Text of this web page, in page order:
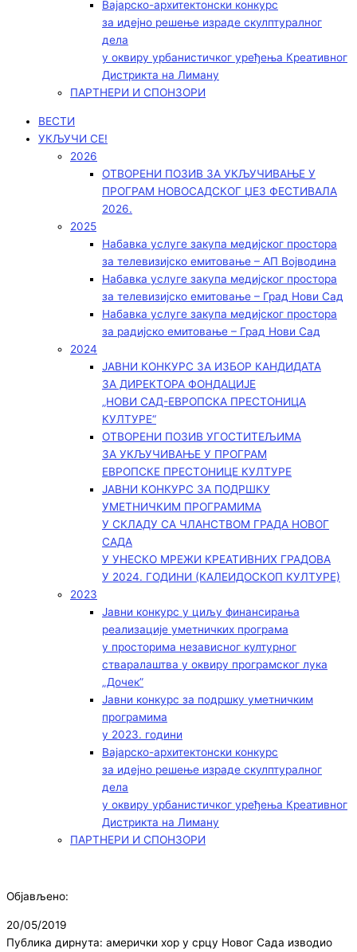
Вајарско-архитектонски конкурс
за идејно решење израде скулптуралног
дела
у оквиру урбанистичког уређења Креативног
Дистрикта на Лиману
ПАРТНЕРИ И СПОНЗОРИ
ВЕСТИ
УКЉУЧИ СЕ!
2026
ОТВОРЕНИ ПОЗИВ ЗА УКЉУЧИВАЊЕ У
ПРОГРАМ НОВОСАДСКОГ ЏЕЗ ФЕСТИВАЛА
2026.
2025
Набавка услуге закупа медијског простора
за телевизијско емитовање – АП Војводинa
Набавка услуге закупа медијског простора
за телевизијско емитовање – Град Нови Сад
Набавка услуге закупа медијског простора
за радијско емитовање – Град Нови Сад
2024
ЈАВНИ КОНКУРС ЗА ИЗБОР КАНДИДАТА
ЗА ДИРЕКТОРА ФОНДАЦИЈЕ
„НОВИ САД-ЕВРОПСКА ПРЕСТОНИЦА
КУЛТУРЕ“
ОТВОРЕНИ ПОЗИВ УГОСТИТЕЉИМА
ЗА УКЉУЧИВАЊЕ У ПРОГРАМ
ЕВРОПСКЕ ПРЕСТОНИЦЕ КУЛТУРЕ
ЈАВНИ КОНКУРС ЗА ПОДРШКУ
УМЕТНИЧКИМ ПРОГРАМИМА
У СКЛАДУ СА ЧЛАНСТВОМ ГРАДА НОВОГ
САДА
У УНЕСКО МРЕЖИ КРЕАТИВНИХ ГРАДОВА
У 2024. ГОДИНИ (КАЛЕИДОСКОП КУЛТУРЕ)
2023
Јавни конкурс у циљу финансирања
реализације уметничких програма
у просторима независног културног
стваралаштва у оквиру програмског лука
„Дочек”
Јавни конкурс за подршку уметничким
програмима
у 2023. години
Вајарско-архитектонски конкурс
за идејно решење израде скулптуралног
дела
у оквиру урбанистичког уређења Креативног
Дистрикта на Лиману
ПАРТНЕРИ И СПОНЗОРИ
Објављено:
20/05/2019
Публика дирнута: амерички хор у срцу Новог Сада изводио